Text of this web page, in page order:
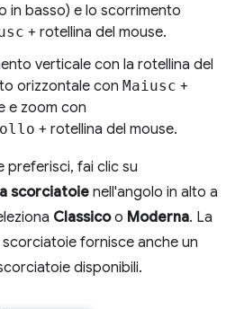
in basso) e lo scorrimento
+ rotellina del mouse.
verticale con la rotellina del
orizzontale con Maiusc +
e zoom con
+ rotellina del mouse.
preferisci, fai clic su
scorciatoie nell'angolo in alto a
Classicoo Moderna. La
fornisce anche un
disponibili.